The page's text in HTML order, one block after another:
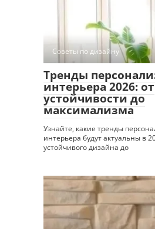
Советы по дизайну
Тренды
интерьера 2026: от
устойчивости до
максимализма
Узнайте, какие тренды
интерьера будут актуальны в
устойчивого дизайна до